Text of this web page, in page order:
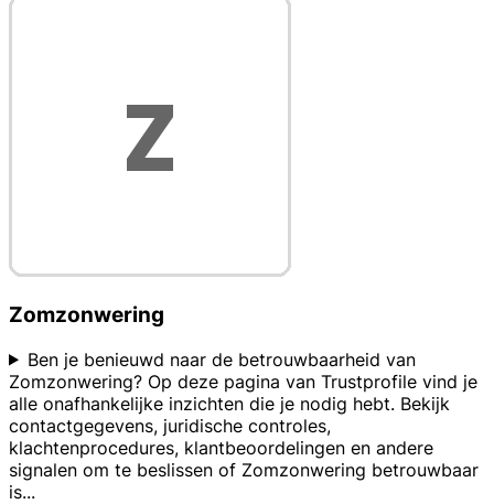
Zomzonwering
Ben je benieuwd naar de betrouwbaarheid van
Zomzonwering? Op deze pagina van Trustprofile vind je
alle onafhankelijke inzichten die je nodig hebt. Bekijk
contactgegevens, juridische controles,
klachtenprocedures, klantbeoordelingen en andere
signalen om te beslissen of Zomzonwering betrouwbaar
is...